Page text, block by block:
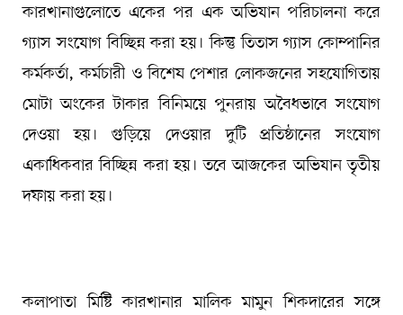
কারখানাগুলোতে একের পর এক অভিযান পরিচালনা করে
গ্যাস সংযোগ বিচ্ছিন্ন করা হয়। কিন্তু তিতাস গ্যাস কোম্পানির
কর্মকর্তা, কর্মচারী ও বিশেষ পেশার লোকজনের সহযোগিতায়
মোটা অংকের টাকার বিনিময়ে পুনরায় অবৈধভাবে সংযোগ
দেওয়া হয়। গুড়িয়ে দেওয়ার দুটি প্রতিষ্ঠানের সংযোগ
একাধিকবার বিচ্ছিন্ন করা হয়। তবে আজকের অভিযান তৃতীয়
দফায় করা হয়।
কলাপাতা মিষ্টি কারখানার মালিক মামুন শিকদারের সঙ্গে